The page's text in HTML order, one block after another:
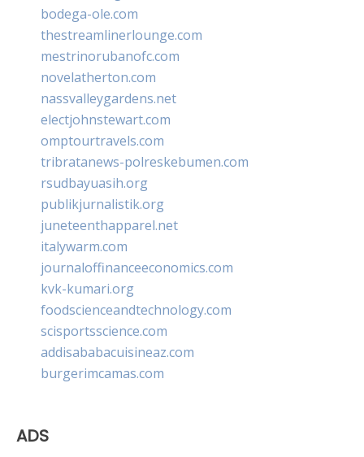
bodega-ole.com
thestreamlinerlounge.com
mestrinorubanofc.com
novelatherton.com
nassvalleygardens.net
electjohnstewart.com
omptourtravels.com
tribratanews-polreskebumen.com
rsudbayuasih.org
publikjurnalistik.org
juneteenthapparel.net
italywarm.com
journaloffinanceeconomics.com
kvk-kumari.org
foodscienceandtechnology.com
scisportsscience.com
addisababacuisineaz.com
burgerimcamas.com
ADS